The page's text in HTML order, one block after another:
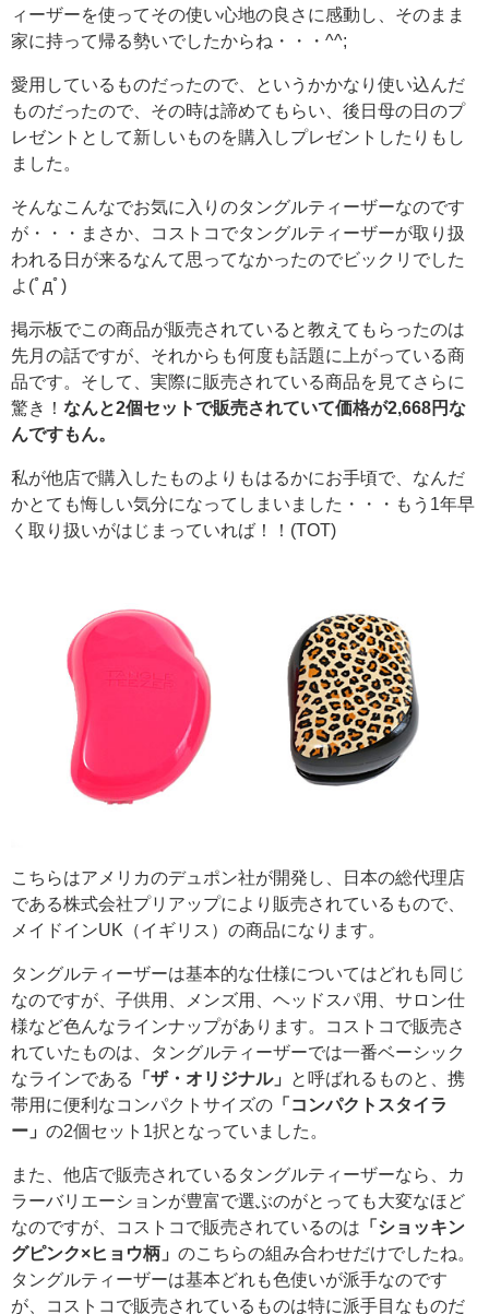
ィーザーを使ってその使い心地の良さに感動し、そのまま
家に持って帰る勢いでしたからね・・・^^;
愛用しているものだったので、というかかなり使い込んだ
ものだったので、その時は諦めてもらい、後日母の日のプ
レゼントとして新しいものを購入しプレゼントしたりもし
ました。
そんなこんなでお気に入りのタングルティーザーなのです
が・・・まさか、コストコでタングルティーザーが取り扱
われる日が来るなんて思ってなかったのでビックリでした
よ(ﾟдﾟ)
掲示板でこの商品が販売されていると教えてもらったのは
先月の話ですが、それからも何度も話題に上がっている商
品です。そして、実際に販売されている商品を見てさらに
驚き！ なんと2個セットで販売されていて価格が2,668円な
んですもん。
私が他店で購入したものよりもはるかにお手頃で、なんだ
かとても悔しい気分になってしまいました・・・もう1年早
く取り扱いがはじまっていれば！！(TOT)
こちらはアメリカのデュポン社が開発し、日本の総代理店
である株式会社プリアップにより販売されているもので、
メイドインUK（イギリス）の商品になります。
タングルティーザーは基本的な仕様についてはどれも同じ
なのですが、子供用、メンズ用、ヘッドスパ用、サロン仕
様など色んなラインナップがあります。コストコで販売さ
れていたものは、タングルティーザーでは一番ベーシック
なラインである
「ザ・オリジナル」
と呼ばれるものと、携
帯用に便利なコンパクトサイズの 「コンパクトスタイラ
ー」 の2個セット1択となっていました。
また、他店で販売されているタングルティーザーなら、カ
ラーバリエーションが豊富で選ぶのがとっても大変なほど
なのですが、コストコで販売されているのは 「ショッキン
グピンク×ヒョウ柄」 のこちらの組み合わせだけでしたね。
タングルティーザーは基本どれも色使いが派手なのです
が、コストコで販売されているものは特に派手目なものだ